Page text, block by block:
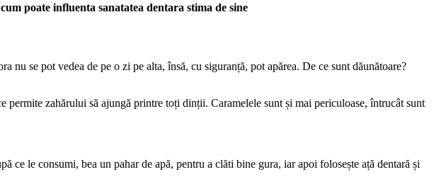
poate influenta sanatatea dentara stima de sine
nu se pot vedea de pe o zi pe alta, însă, cu siguranță, pot apărea. De ce sunt dăunătoare?
zahărului să ajungă printre toți dinții. Caramelele sunt și mai periculoase, întrucât sunt
ce le consumi, bea un pahar de apă, pentru a clăti bine gura, iar apoi folosește ață dentară și